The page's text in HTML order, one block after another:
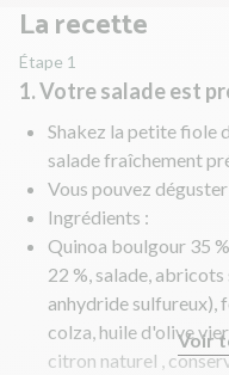
La recette
Étape 1
1. Votre salade est
Shakez la petite fiole
salade fraîchement
Vous pouvez déguster
Ingrédients :
Quinoa boulgour 35
22 %, salade,
anhydride sulfureux),
colza, huile d'olive
citron naturel ,
Voir